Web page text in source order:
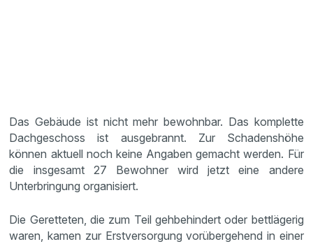
Das Gebäude ist nicht mehr bewohnbar. Das komplette
Dachgeschoss ist ausgebrannt. Zur Schadenshöhe
können aktuell noch keine Angaben gemacht werden. Für
die insgesamt 27 Bewohner wird jetzt eine andere
Unterbringung organisiert.
Die Geretteten, die zum Teil gehbehindert oder bettlägerig
waren, kamen zur Erstversorgung vorübergehend in einer